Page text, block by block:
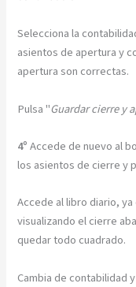
Selecciona la
asientos de apertura y
apertura son correctas.
Pulsa "Guardar cierre y
4ºAccede de nuevo al
los asientos de cierre y
Accede al libro diario,
visualizando el cierre
quedar todo cuadrado.
Cambia de contabilidad